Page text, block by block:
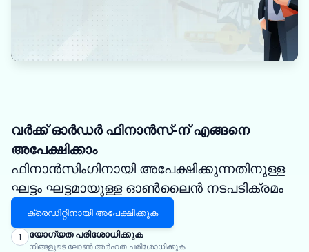
വർക്ക് ഓർഡർ ഫിനാൻസ്-ന് എങ്ങനെ
അപേക്ഷിക്കാം
ഫിനാൻസിംഗിനായി അപേക്ഷിക്കുന്നതിനുള്ള
ഘട്ടം ഘട്ടമായുള്ള ഓൺലൈൻ നടപടിക്രമം
ക്രെഡിറ്റിനായി അപേക്ഷിക്കുക
1 യോഗ്യത പരിശോധിക്കുക
നിങ്ങളുടെ ലോൺ അർഹത പരിശോധിക്കുക